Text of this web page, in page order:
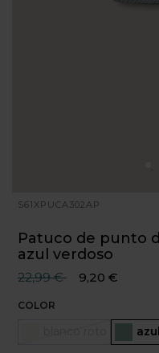
S61XPUCA302AP
Patuco de punto
azul verdoso
Precio reducido desde
22,99 €hasta
9,20 €
COLOR
azul